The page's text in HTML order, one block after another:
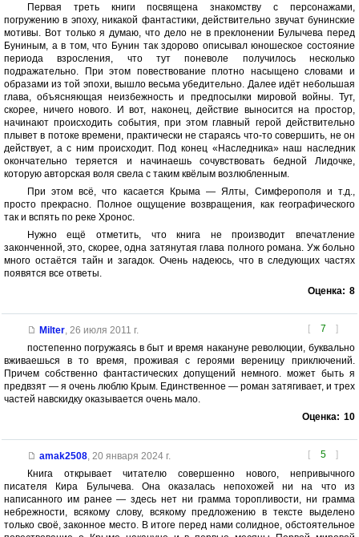
Первая треть книги посвящена знакомству с персонажами,
погружению в эпоху, никакой фантастики, действительно звучат бунинские
мотивы. Вот только я думаю, что дело не в преклонении Булычева перед
Буниным, а в том, что Бунин так здорово описывал юношеское состояние
периода взросления, что тут поневоле получилось несколько
подражательно. При этом повествование плотно насыщено словами и
образами из той эпохи, вышло весьма убедительно. Далее идёт небольшая
глава, объясняющая неизбежность и предпосылки мировой войны. Тут,
скорее, ничего нового. И вот, наконец, действие выносится на простор,
начинают происходить события, при этом главный герой действительно
плывет в потоке времени, практически не стараясь что-то совершить, не он
действует, а с ним происходит. Под конец «Наследника» наш наследник
окончательно теряется и начинаешь сочувствовать бедной Лидочке,
которую авторская воля свела с таким квёлым возлюбленным.
При этом всё, что касается Крыма — Ялты, Симферополя и т.д.,
просто прекрасно. Полное ощущение возвращения, как географического
так и вспять по реке Хронос.
Нужно ещё отметить, что книга не производит впечатление
законченной, это, скорее, одна затянутая глава полного романа. Уж больно
много остаётся тайн и загадок. Очень надеюсь, что в следующих частях
появятся все ответы.
Оценка: 8
[ 7 ]
Milter, 26 июля 2011 г.
постепенно погружаясь в быт и время накануне революции, буквально
вживаешься в то время, проживая с героями вереницу приключений.
Причем собственно фантастических допущений немного. может быть я
предвзят — я очень люблю Крым. Единственное — роман затягивает, и трех
частей навскидку оказывается очень мало.
Оценка: 10
[ 5 ]
amak2508, 20 января 2024 г.
Книга открывает читателю совершенно нового, непривычного
писателя Кира Булычева. Она оказалась непохожей ни на что из
написанного им ранее — здесь нет ни грамма торопливости, ни грамма
небрежности, всякому слову, всякому предложению в тексте выделено
только своё, законное место. В итоге перед нами солидное, обстоятельное